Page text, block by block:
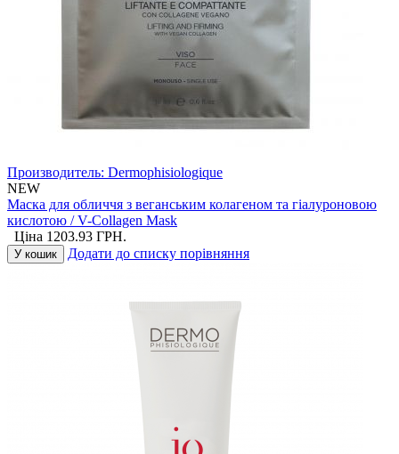
Производитель: Dermophisiologique
NEW
Маска для обличчя з веганським колагеном та гіалуроновою
кислотою / V-Collagen Mask
Ціна 1203.93 ГРН.
У кошик Додати до списку порівняння